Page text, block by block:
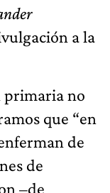
a la
primaria no
que “en
de
de
–de